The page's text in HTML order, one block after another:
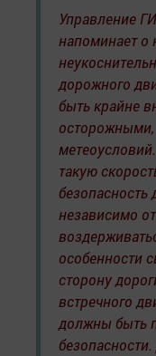
Управление
напоминает о
дорожного
быть крайне
такую
независимо
особенности
сторону
встречного
должны быть